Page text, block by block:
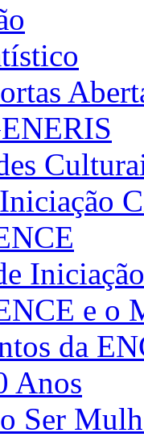
e o
da
Anos
Ser